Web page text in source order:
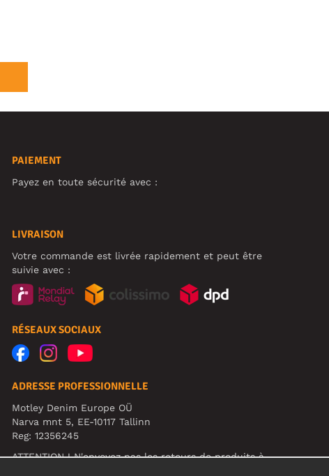
PAIEMENT
Payez en toute sécurité avec :
LIVRAISON
Votre commande est livrée rapidement et peut être
suivie avec :
RÉSEAUX SOCIAUX
ADRESSE PROFESSIONNELLE
Motley Denim Europe OÜ
Narva mnt 5, EE-10117 Tallinn
Reg: 12356245
ATTENTION ! N'envoyez pas les retours de produits à